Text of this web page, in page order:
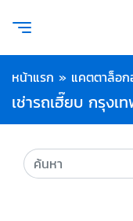
หน้าแรก » แคตตาล็อก
เช่ารถเฮี๊ยบ กรุง